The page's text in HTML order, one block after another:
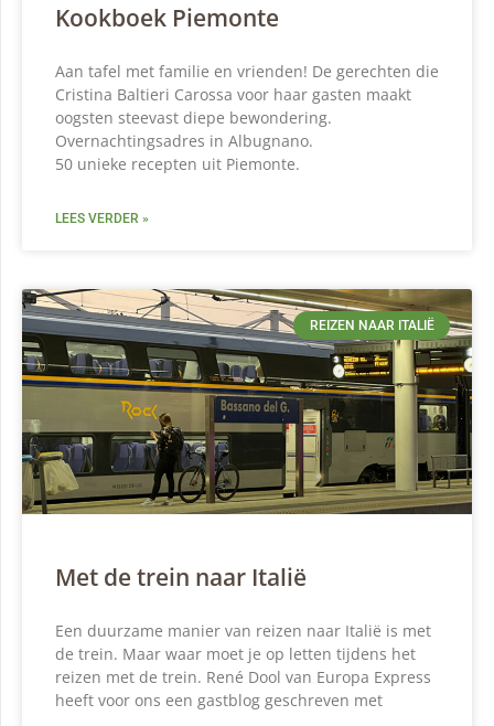
Kookboek Piemonte
Aan tafel met familie en vrienden! De gerechten die
Cristina Baltieri Carossa voor haar gasten maakt
oogsten steevast diepe bewondering.
Overnachtingsadres in Albugnano.
50 unieke recepten uit Piemonte.
LEES VERDER »
REIZEN NAAR ITALIË
Met de trein naar Italië
Een duurzame manier van reizen naar Italië is met
de trein. Maar waar moet je op letten tijdens het
reizen met de trein. René Dool van Europa Express
heeft voor ons een gastblog geschreven met